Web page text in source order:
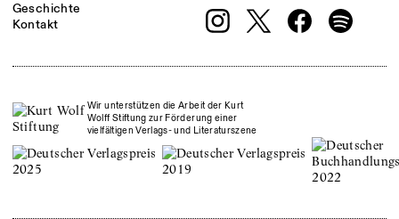
Geschichte
Kontakt
Wir unterstützen die Arbeit der Kurt
Wolff Stiftung zur Förderung einer
vielfältigen Verlags- und Literaturszene